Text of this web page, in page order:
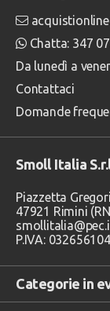
Categorie in
Chatta: 347
Da lunedì a
Contattaci
Domande
Smoll Italia
Piazzetta
47921 Rimini
P.IVA: